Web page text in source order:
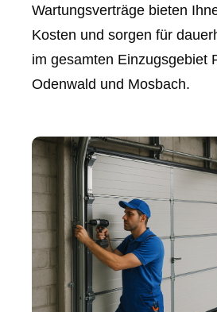
Wartungsverträge bieten
Kosten und sorgen für
im gesamten Einzugsgebiet
Odenwald und Mosbach.